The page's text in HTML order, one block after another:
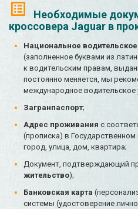
Необходимые
кроссовера Jaguar в
Национальное
(заполненное буквами из
к водительским правам,
постоянно меняется, мы
международное водительское
Загранпаспорт;
Адрес проживания с
(прописка) в Государственном
город, улица, дом, квартира;
Документ, подтверждающий
жительство);
Банковская карта
системы (удостоверение